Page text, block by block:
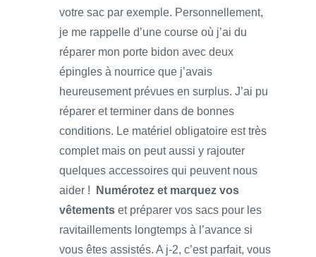
votre sac par exemple. Personnellement,
je me rappelle d’une course où j’ai du
réparer mon porte bidon avec deux
épingles à nourrice que j’avais
heureusement prévues en surplus. J’ai pu
réparer et terminer dans de bonnes
conditions. Le matériel obligatoire est très
complet mais on peut aussi y rajouter
quelques accessoires qui peuvent nous
aider !
Numérotez et marquez vos
vêtements et préparer vos sacs pour les
ravitaillements longtemps à l’avance si
vous êtes assistés. A j-2, c’est parfait, vous